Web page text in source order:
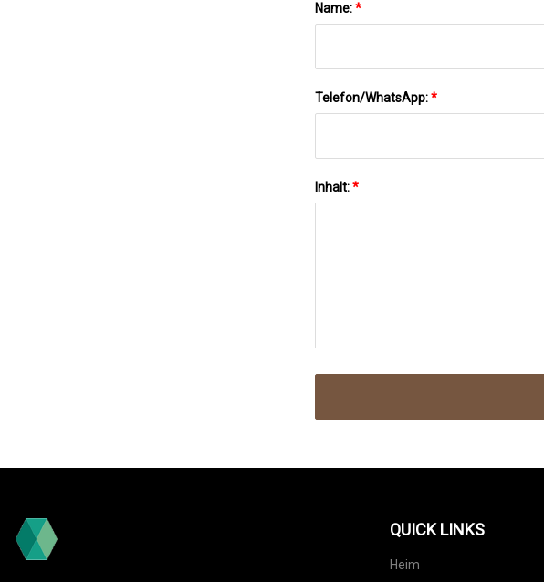
Name:*
Telefon/WhatsApp:*
Inhalt:*
QUICK LINKS
Heim